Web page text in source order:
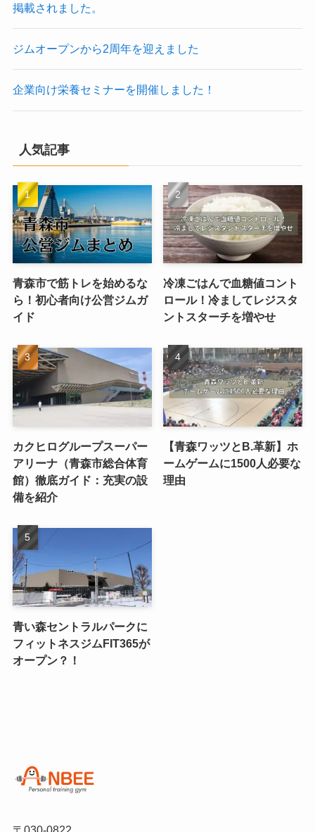
掲載されました。
ジムオープンから2周年を迎えました
企業向け栄養セミナーを開催しました！
人気記事
青森市で筋トレを始めるな
ら！初心者向け公営ジムガ
イド
冷凍ごはんで血糖値コント
ロール！冷ましてレジスタ
ントスターチを増やせ
カクヒログループスーパー
アリーナ（青森市総合体育
館）徹底ガイド：充実の設
備を紹介
【青森ワッツとB.革新】ホ
ームゲームに1500人必要な
理由
青い森セントラルパークに
フィットネスジムFIT365が
オープン？！